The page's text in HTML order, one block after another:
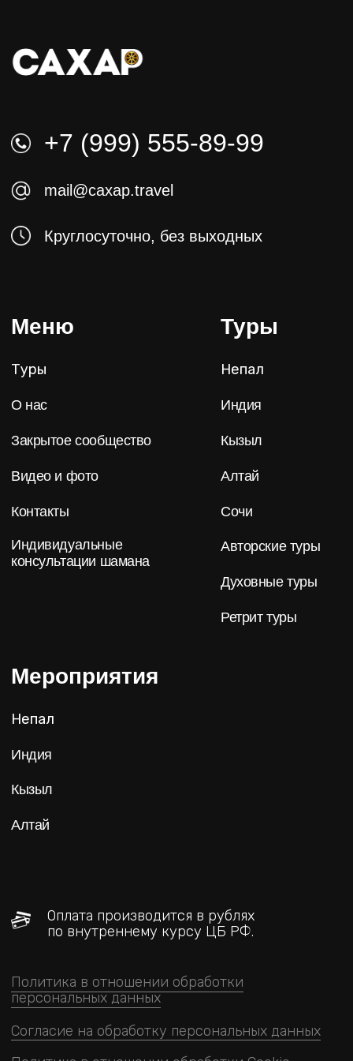
Кызыл
Разработка сайта
2025 © «Caxap.travel» Авторские туры по
Оплата производится в рублях
по внутреннему курсу ЦБ РФ.
Политика в отношении обработки
Согласие на обработку персональных данных